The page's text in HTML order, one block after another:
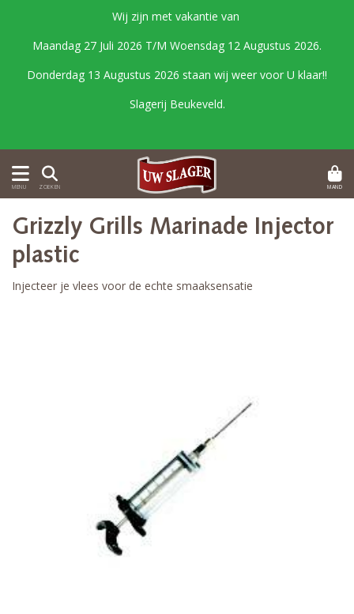
Wij zijn met vakantie van
Maandag 27 Juli 2026 T/M Woensdag 12 Augustus 2026.
Donderdag 13 Augustus 2026 staan wij weer voor U klaar!!
Slagerij Beukeveld.
MENU ZOEKEN MAND
Grizzly Grills Marinade Injector
plastic
Injecteer je vlees voor de echte smaaksensatie